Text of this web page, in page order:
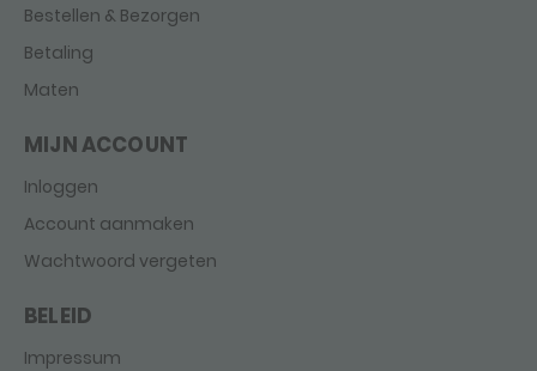
Bestellen & Bezorgen
Betaling
Maten
MIJN ACCOUNT
Inloggen
Account aanmaken
Wachtwoord vergeten
BELEID
Impressum